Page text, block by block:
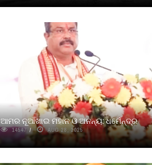
ଆମର ନୂଆଁଖାଇ ମହାନ ଓ ଅନନ୍ୟ: ଧର୍ମେନ୍ଦ୍ର
14547 AUG 28, 2025